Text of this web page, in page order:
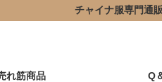
チャイナ服専門通
れ筋商品 Q